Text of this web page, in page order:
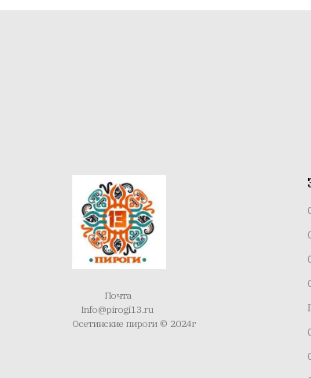
Почта
Info@pirogi13.ru
Осетинские пироги © 2024г